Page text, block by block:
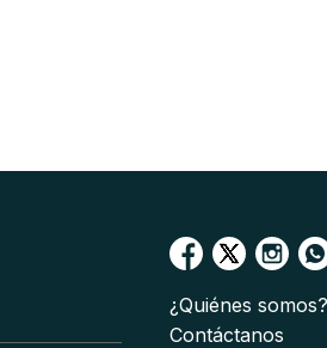
¿Quiénes somos?
Contáctanos